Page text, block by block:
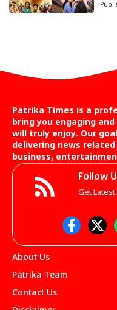
Patrika Times is a
bring you engaging
will truly enjoy. Our
delivering news
business,
Follow
Get
About Us
Patrika Team
Contact Us